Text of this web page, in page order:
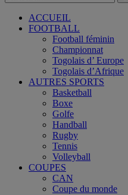
ACCUEIL
FOOTBALL
Football féminin
Championnat
Togolais d’ Europe
Togolais d’Afrique
AUTRES SPORTS
Basketball
Boxe
Golfe
Handball
Rugby
Tennis
Volleyball
COUPES
CAN
Coupe du monde